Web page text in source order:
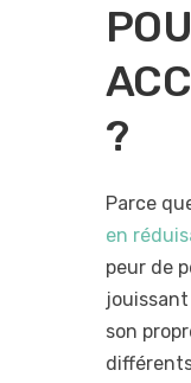
?
Parce
en
peur de
son